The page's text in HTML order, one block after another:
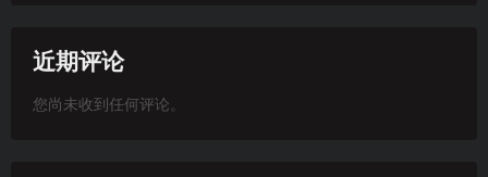
近期评论
您尚未收到任何评论。